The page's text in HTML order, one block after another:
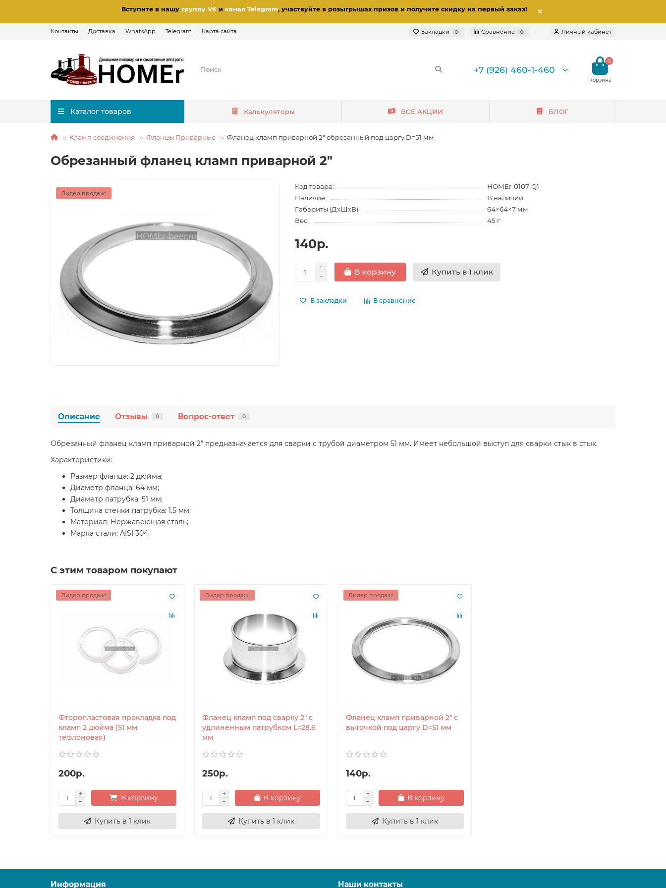
Вступите в нашу группу VKи канал Telegram, участвуйте в розыгрышах призов и получите скидку на первый заказ!
Контакты Доставка WhatsApp Telegram Карта сайта Закладки 0 Сравнение 0 Личный кабинет
+7 (926) 460-1-460
0
Каталог товаров Калькуляторы ВСЕ АКЦИИ БЛОГ
Кламп соединения Фланцы Приварные Фланец кламп приварной 2" обрезанный под царгу D=51 мм
Обрезанный фланец кламп приварной 2"
Лидер продаж!
Код товара:
HOMEr-0107-Q1
Наличие:
В наличии
Габариты (ДхШхВ):
64×64×7 мм
Вес:
45 г
140р.
В корзину Купить в 1 клик
В закладки В сравнение
Описание Отзывы 0 Вопрос-ответ 0
Обрезанный фланец кламп приварной 2" предназначается для сварки с трубой диаметром 51 мм. Имеет небольшой выступ для сварки стык в стык.
Характеристики:
Размер фланца: 2 дюйма;
Диаметр фланца: 64 мм;
Диаметр патрубка: 51 мм;
Толщина стенки патрубка: 1.5 мм;
Материал: Нержавеющая сталь;
Марка стали: AISI 304.
С этим товаром покупают
Лидер продаж!
Фторопластовая прокладка под
кламп 2 дюйма (51 мм
тефлоновая)
200р.
В корзину
Купить в 1 клик
Лидер продаж!
Фланец кламп под сварку 2" с
удлиненным патрубком L=28.6
мм
250р.
В корзину
Купить в 1 клик
Лидер продаж!
Фланец кламп приварной 2" с
выточкой под царгу D=51 мм
140р.
В корзину
Купить в 1 клик
Информация Наши контакты